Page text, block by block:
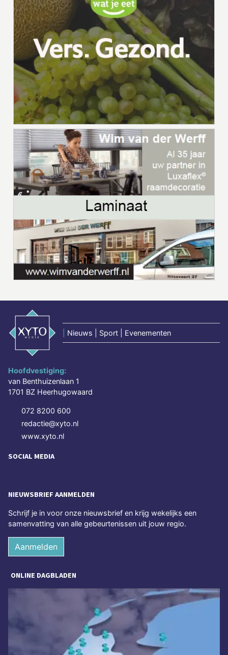
Nieuws | Sport | Evenementen
Hoofdvestiging:
van Benthuizenlaan 1
1701 BZ Heerhugowaard
072 8200 600
redactie@xyto.nl
www.xyto.nl
SOCIAL MEDIA
NIEUWSBRIEF AANMELDEN
Schrijf je in voor onze nieuwsbrief en krijg wekelijks een
samenvatting van alle gebeurtenissen uit jouw regio.
Aanmelden
ONLINE DAGBLADEN